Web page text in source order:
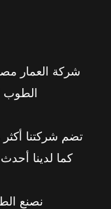
الطوب
كما لدينا
نصنع